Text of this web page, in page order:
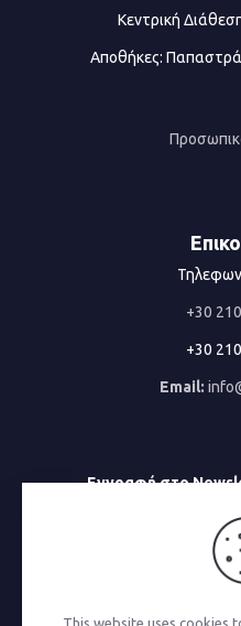
Κεντρική
Αποθήκες:
+30
+30
Email:
Εγγραφή στο
This website uses cookies